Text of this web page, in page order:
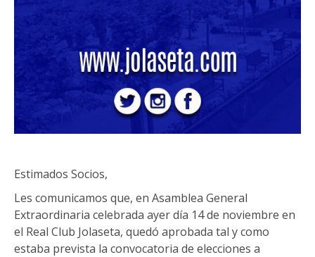
Estimados Socios,
Les comunicamos que, en Asamblea General
Extraordinaria celebrada ayer día 14 de noviembre en
el Real Club Jolaseta, quedó aprobada tal y como
estaba prevista la convocatoria de elecciones a